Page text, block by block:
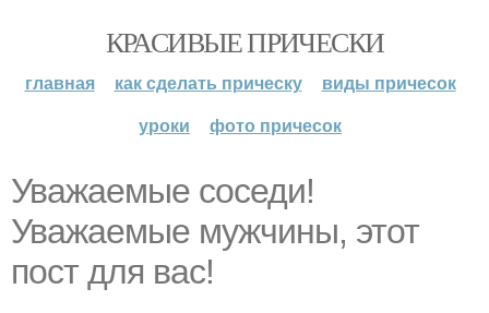
КРАСИВЫЕ ПРИЧЕСКИ
главная как сделать прическу
виды причесок
уроки
фото причесок
Уважаемые соседи!
Уважаемые мужчины, этот
пост для вас!